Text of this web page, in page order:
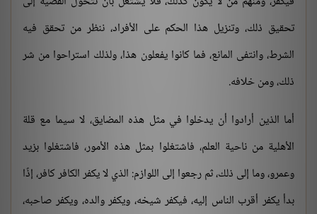
تحقيق ذلك، وتنزيل هذا الحكم على الأفراد، ننظر من تحقق فيه
الشرط، وانتفى المانع، فما كانوا يفعلون هذا، ولذلك استراحوا من شر
ذلك، ومن خلافه.
أما الذين أرادوا أن يدخلوا في مثل هذه المضايق، لا سيما مع قلة
الأهلية من ناحية العلم، فاشتغلوا بمثل هذه الأمور، فاشتغلوا بزيد
وعمرو، وما إلى ذلك، ثم رجعوا إلى اللوازم: الذي لا يكفر الكافر كافر، إذًا
بدأ يكفر أقرب الناس إليه، فيكفر شيخه، ويكفر والده، ويكفر صاحبه،